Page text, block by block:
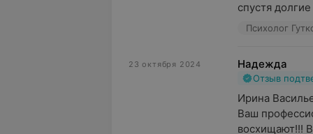
спустя
Психолог
23 октября 2024 Надежда
Отзыв
Ирина
Ваш
восхищают!!!